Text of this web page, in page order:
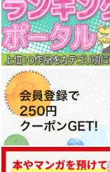
今日を流す
ふゅーじょんぷろだく
と
770円（税込）
サンプル
作品詳細